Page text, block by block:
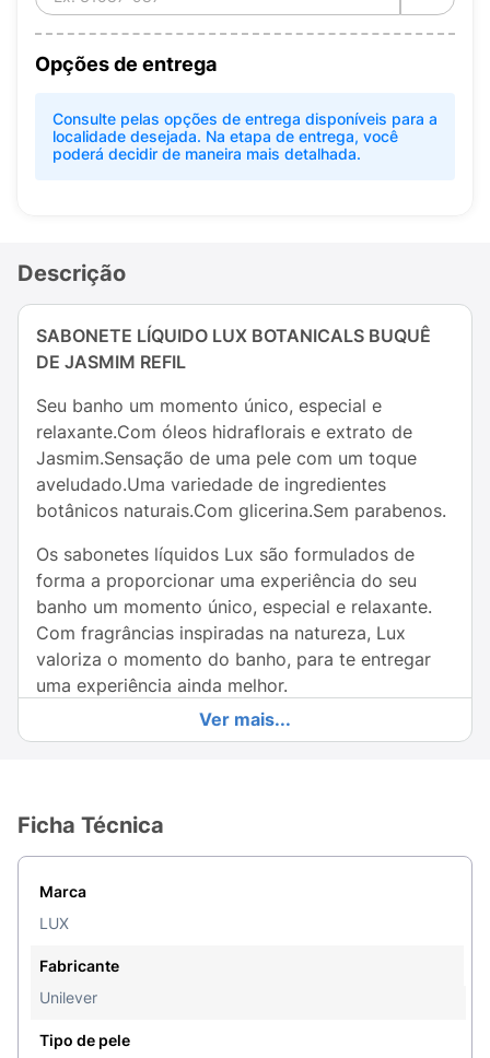
Opções de entrega
Consulte pelas opções de entrega disponíveis para a
localidade desejada. Na etapa de entrega, você
poderá decidir de maneira mais detalhada.
Descrição
SABONETE LÍQUIDO LUX BOTANICALS BUQUÊ
DE JASMIM REFIL
Seu banho um momento único, especial e
relaxante.Com óleos hidraflorais e extrato de
Jasmim.Sensação de uma pele com um toque
aveludado.Uma variedade de ingredientes
botânicos naturais.Com glicerina.Sem parabenos.
Os sabonetes líquidos Lux são formulados de
forma a proporcionar uma experiência do seu
banho um momento único, especial e relaxante.
Com fragrâncias inspiradas na natureza, Lux
valoriza o momento do banho, para te entregar
uma experiência ainda melhor.
Lux também possui óleos hidraflorais, uma
macia e flexível. Aproveite um banho ainda mais
intenso com Lux. Além disso, a linha de sabonetes
líquidos de Lux apresenta um pH adequado à sua
pele, promovendo uma limpeza eficaz e cuidado
do produto, sugerimos as seguintes formas de
uso: Apenas um pouco do produto na esponja é
Ver mais...
Ficha Técnica
Marca
LUX
Fabricante
Unilever
Tipo de pele